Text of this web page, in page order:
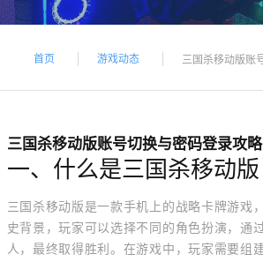
首页 游戏动态 三国杀移动版账
三国杀移动版账号切换与密码登录攻略
一、什么是三国杀移动版
三国杀移动版是一款手机上的战略卡牌游戏
史背景，玩家可以选择不同的角色扮演，通
人，最终取得胜利。在游戏中，玩家需要组